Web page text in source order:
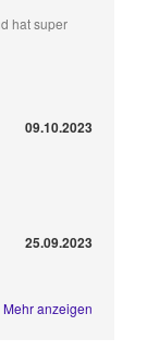
hat super
09.10.2023
25.09.2023
Mehr anzeigen